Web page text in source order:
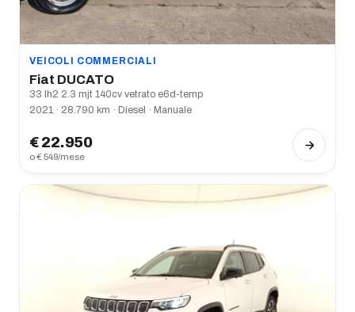
VEICOLI COMMERCIALI
Fiat DUCATO
33 lh2 2.3 mjt 140cv vetrato e6d-temp
2021 · 28.790 km · Diesel · Manuale
€ 22.950
o € 549/mese